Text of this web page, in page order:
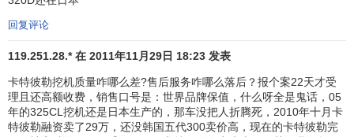
回复评论
119.251.28.* 在 2011年11月29日 18:23 发表
卡特彼勒挖机质量咋哪么差?售后服务咋哪么落后？报个案22天才受
理且还高额收费，销售口号是：世界品牌保值，什么呀全是鬼话，05
年的325CL挖机还是日本生产的，那车没把人折腾死，2010年十月卡
特彼勒融资卖了29万，还没韩国五代300卖价高，现在的卡特彼勒完